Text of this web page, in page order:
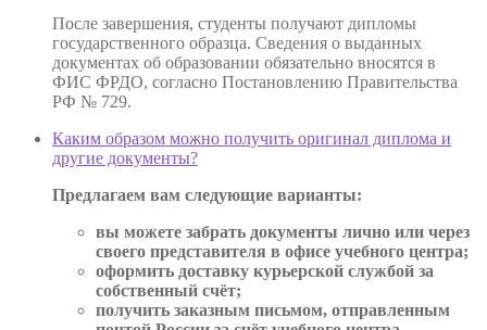
После завершения, студенты получают дипломы
государственного образца. Сведения о выданных
документах об образовании обязательно вносятся в
ФИС ФРДО, согласно Постановлению Правительства
РФ № 729.
Каким образом можно получить оригинал диплома и
другие документы?
Предлагаем вам следующие варианты:
вы можете забрать документы лично или через
своего представителя в офисе учебного центра;
оформить доставку курьерской службой за
собственный счёт;
получить заказным письмом, отправленным